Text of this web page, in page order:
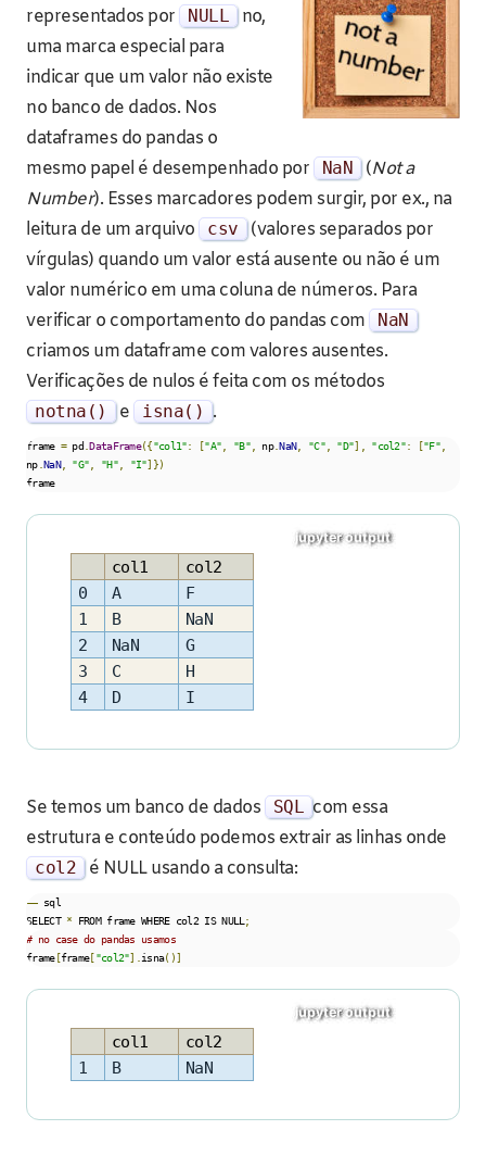
representados por
NULL
no,
uma marca especial para
indicar que um valor não existe
no banco de dados. Nos
dataframes do pandas o
mesmo papel é desempenhado por
NaN (Not a
Number). Esses marcadores podem surgir, por ex., na
leitura de um arquivo
csv
(valores separados por
vírgulas) quando um valor está ausente ou não é um
valor numérico em uma coluna de números. Para
verificar o comportamento do pandas com
NaN
criamos um dataframe com valores ausentes.
Verificações de nulos é feita com os métodos
notna () e isna() .
frame = pd .DataFrame({"col1": ["A" "B", np.NaN, "C", "D"], "col2": ["F",
np. NaN, "G" "H", "I"]})
frame
col1
col2
0
A
F
1
B
NaN
2
NaN
G
3
C
H
4
D I
Se temos um banco de dados SQL com essa
estrutura e conteúdo podemos extrair as linhas onde
col2 é NULL usando a consulta:
–– sql
SELECT * FROM frame WHERE col2 IS NULL ;
# no case do pandas usamos
frame[frame["col2"]. isna()]
col1
col2
1
B NaN